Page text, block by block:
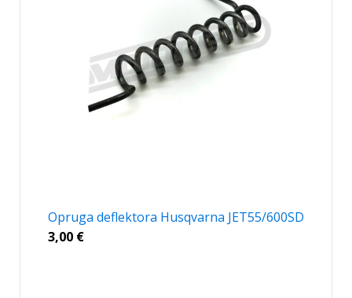
Opruga deflektora Husqvarna JET55/600SD
3,00 €